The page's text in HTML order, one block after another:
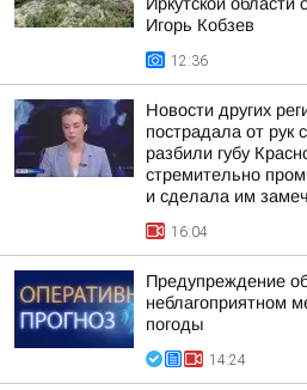
Игорь Кобзев
12:36
Новости других
пострадала от рук
разбили губу
стремительно
и сделала им
16:04
Предупреждение
неблагоприятном
погоды
14:24